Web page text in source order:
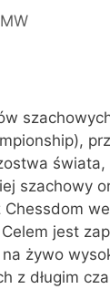
MW
świata,
szachowy
jest
żywo
z długim